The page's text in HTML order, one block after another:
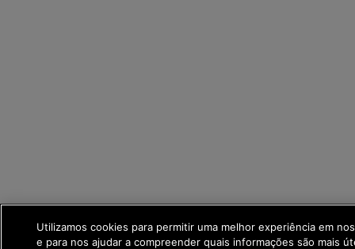
Utilizamos cookies para permitir uma melhor experiência em
e para nos ajudar a compreender quais informações são mais